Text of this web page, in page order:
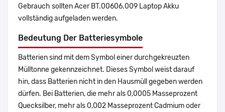
Gebrauch sollten Acer BT.00606.009 Laptop Akku
vollständig aufgeladen werden.
Bedeutung Der Batteriesymbole
Batterien sind mit dem Symbol einer durchgekreuzten
Mülltonne gekennzeichnet. Dieses Symbol weist darauf
hin, dass Batterien nicht in den Hausmüll gegeben werden
dürfen. Bei Batterien, die mehr als 0,0005 Masseprozent
Quecksilber, mehr als 0,002 Masseprozent Cadmium oder